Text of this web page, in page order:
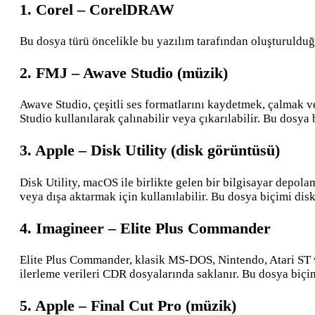
1. Corel – CorelDRAW
Bu dosya türü öncelikle bu yazılım tarafından
2. FMJ – Awave Studio (müzik)
Awave Studio, çeşitli ses formatlarını kaydetmek, çalmak
Studio kullanılarak çalınabilir veya çıkarılabilir. Bu dosya
3. Apple – Disk Utility (disk görüntüsü)
Disk Utility, macOS ile birlikte gelen bir bilgisayar
veya dışa aktarmak için kullanılabilir. Bu dosya biçimi disk
4. Imagineer – Elite Plus Commander
Elite Plus Commander, klasik MS-DOS, Nintendo, Atari
ilerleme verileri CDR dosyalarında saklanır. Bu dosya
5. Apple – Final Cut Pro (müzik)